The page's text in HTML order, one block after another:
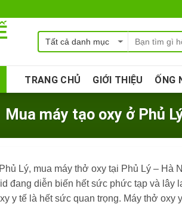
TRANG CHỦ GIỚI THIỆU ỐNG
Mua máy tạo oxy ở Phủ
Lý, mua máy thở oxy tại Phủ Lý –
đang diễn biến hết sức phức tạp và lây
y tế là hết sức quan trọng. Máy thở